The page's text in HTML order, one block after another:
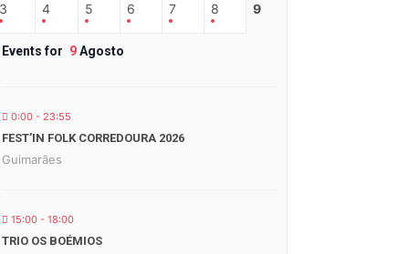
3 4 5 6 7 8 9
Events for 9Agosto
0:00 - 23:55
FEST’IN FOLK CORREDOURA 2026
Guimarães
15:00 - 18:00
TRIO OS BOÉMIOS